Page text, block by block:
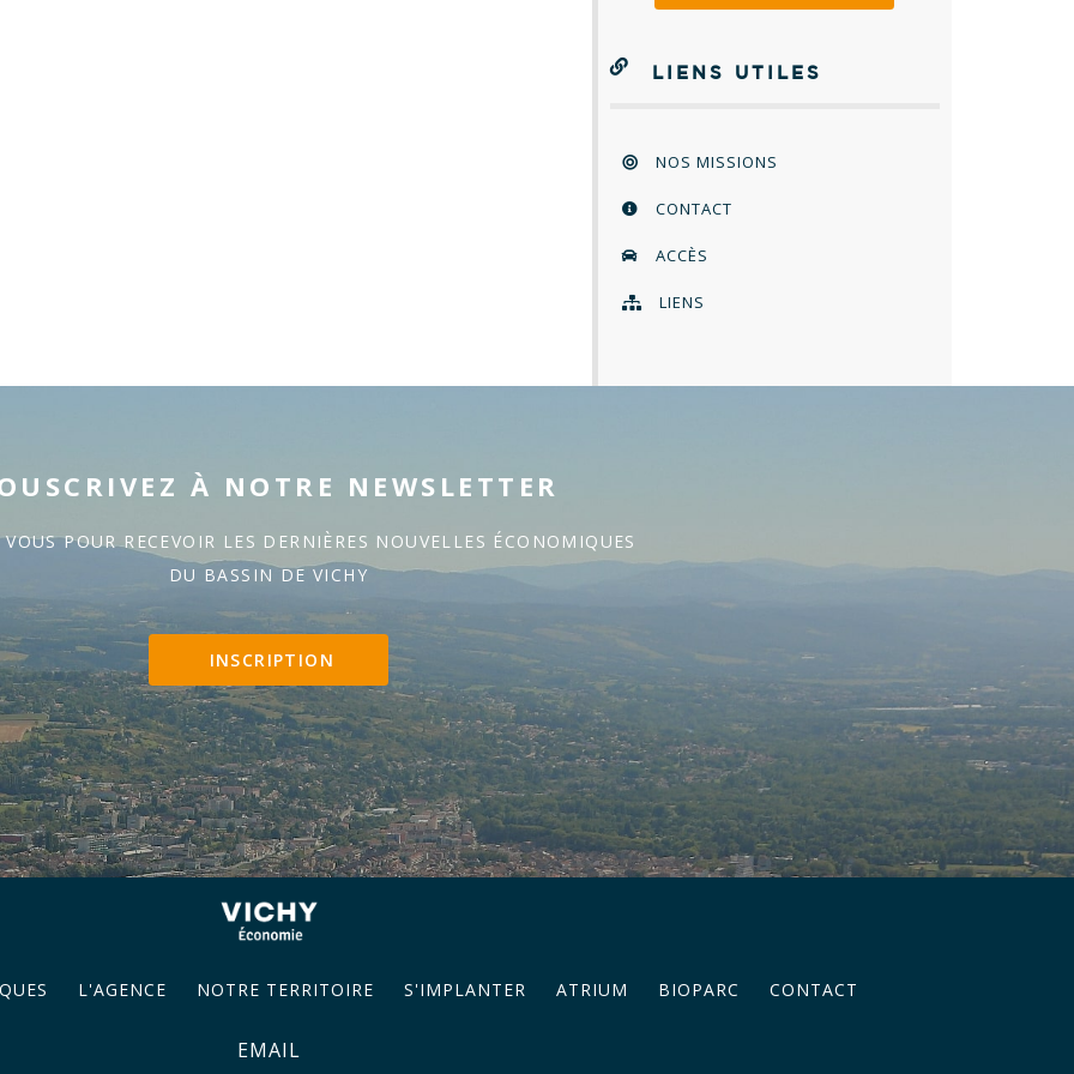
LIENS UTILES
NOS MISSIONS
CONTACT
ACCÈS
LIENS
À NOTRE NEWSLETTER
POUR RECEVOIR LES DERNIÈRES NOUVELLES ÉCONOMIQUES
DU BASSIN DE VICHY
INSCRIPTION
L'AGENCE NOTRE TERRITOIRE S'IMPLANTER ATRIUM BIOPARC CONTACT
EMAIL